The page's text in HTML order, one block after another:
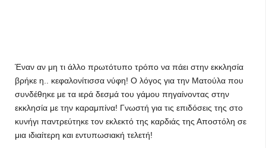
Έναν αν μη τι άλλο πρωτότυπο τρόπο να πάει στην εκκλησία
βρήκε η.. κεφαλονίτισσα νύφη! Ο λόγος για την Ματούλα που
συνδέθηκε με τα ιερά δεσμά του γάμου πηγαίνοντας στην
εκκλησία με την καραμπίνα! Γνωστή για τις επιδόσεις της στο
κυνήγι παντρεύτηκε τον εκλεκτό της καρδιάς της Αποστόλη σε
μια ιδιαίτερη και εντυπωσιακή τελετή!